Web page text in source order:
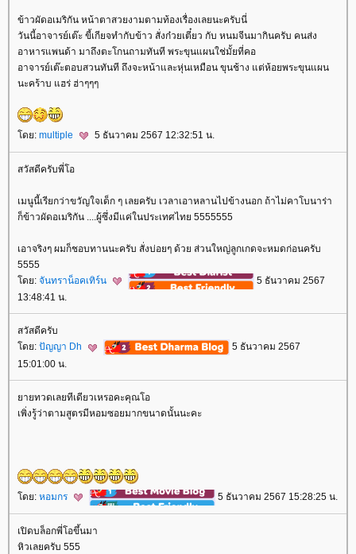
ข้าวผัดอเมริกัน หน้าตาสวยงามตามท้องเรื่องเลยนะครับนี่
วันนี้อาจารย์เต๊ะ ขี้เกียจทำกับข้าว สั่งก๋วยเตี๋ยว กับ หนมจีนมากินครับ คนส่ง
อาหารแพนด้า มาถึงตะโกนถามทันที พระขุนแผนใช่มั้ยที่คอ
อาจารย์เต๊ะตอบสวนทันที ถึงจะหน้าและหุ่นเหมือน ขุนช้าง แต่ห้อยพระขุนแผน
นะคร้าบ แฮร่ ฮ่าๆๆๆ
ดย: multiple 5 ธันวาคม 2567 12:32:51 น.
สวัสดีครับพี่โอ
เมนูนี้เรียกว่าขวัญใจเด็ก ๆ เลยครับ เวลาเอาหลานไปข้างนอก ถ้าไม่คาโบนาร่า
ก็ข้าวผัดอเมริกัน ....ผู้ซึ่งมีแค่ในประเทศไทย 5555555
เอาจริงๆ ผมก็ชอบทานนะครับ สั่งบ่อยๆ ด้วย ส่วนใหญ่ลูกเกดจะหมดก่อนครับ
5555
ดย: จันทราน็อคเทิร์น
5 ธันวาคม 2567
13:48:41 น.
สวัสดีครับ
ดย: ปัญญา Dh
5 ธันวาคม 2567
15:01:00 น.
ายทวดเลยทีเดียวเหรอคะคุณโอ
เพิ่งรู้ว่าตามสูตรมีหอมซอยมากขนาดนั้นนะคะ
ดย: หอมกร 5 ธันวาคม 2567 15:28:25 น.
เปิดบล็อกพี่โอขึ้นมา
หิวเลยครับ 555